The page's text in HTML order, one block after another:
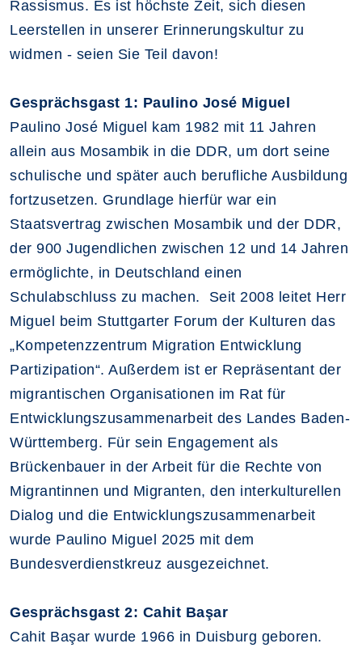
Rassismus. Es ist höchste Zeit, sich diesen
Leerstellen in unserer Erinnerungskultur zu
widmen - seien Sie Teil davon!
Gesprächsgast 1: Paulino José Miguel
Paulino José Miguel kam 1982 mit 11 Jahren
allein aus Mosambik in die DDR, um dort seine
schulische und später auch berufliche Ausbildung
fortzusetzen. Grundlage hierfür war ein
Staatsvertrag zwischen Mosambik und der DDR,
der 900 Jugendlichen zwischen 12 und 14 Jahren
ermöglichte, in Deutschland einen
Schulabschluss zu machen. Seit 2008 leitet Herr
Miguel beim Stuttgarter Forum der Kulturen das
„Kompetenzzentrum Migration Entwicklung
Partizipation“. Außerdem ist er Repräsentant der
migrantischen Organisationen im Rat für
Entwicklungszusammenarbeit des Landes Baden-
Württemberg. Für sein Engagement als
Brückenbauer in der Arbeit für die Rechte von
Migrantinnen und Migranten, den interkulturellen
Dialog und die Entwicklungszusammenarbeit
wurde Paulino Miguel 2025 mit dem
Bundesverdienstkreuz ausgezeichnet.
Gesprächsgast 2: Cahit Başar
Cahit Başar wurde 1966 in Duisburg geboren.